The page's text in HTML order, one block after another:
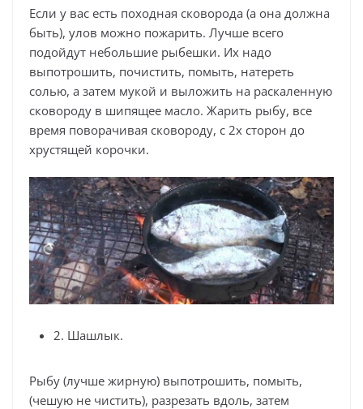
Если у вас есть походная сковорода (а она должна
быть), улов можно пожарить. Лучше всего
подойдут небольшие рыбешки. Их надо
выпотрошить, почистить, помыть, натереть
солью, а затем мукой и выложить на раскаленную
сковороду в шипящее масло. Жарить рыбу, все
время поворачивая сковороду, с 2х сторон до
хрустящей корочки.
2. Шашлык.
Рыбу (лучше жирную) выпотрошить, помыть,
(чешую не чистить), разрезать вдоль, затем